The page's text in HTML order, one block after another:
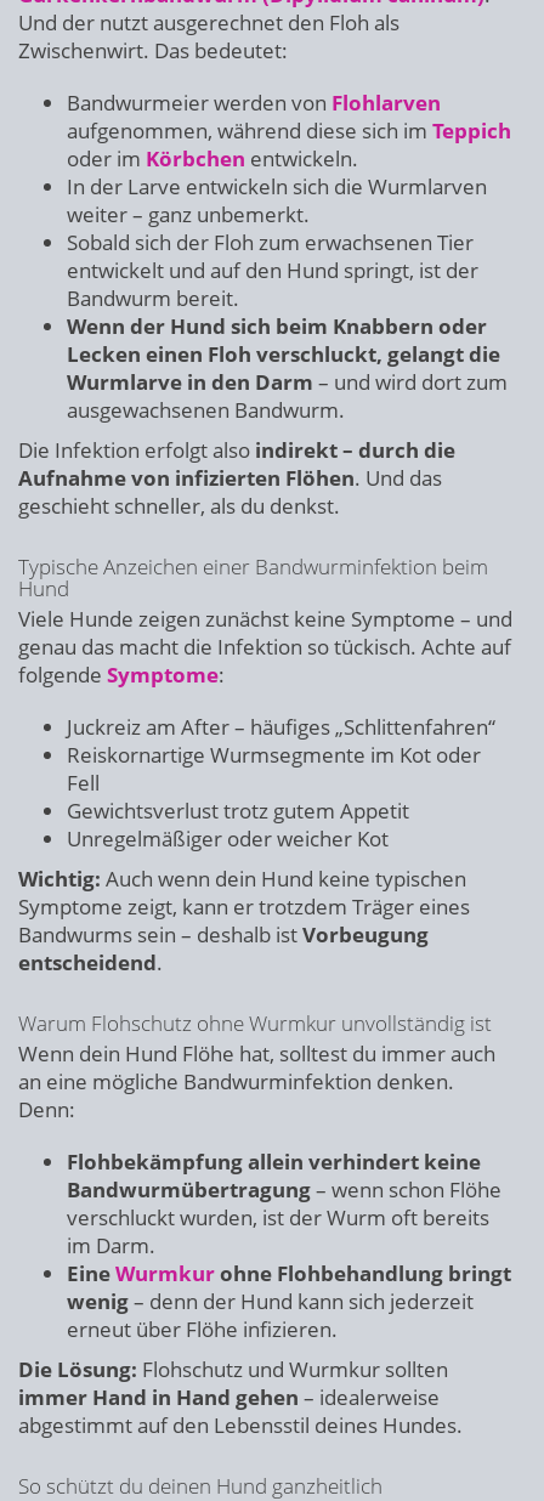
Und der nutzt ausgerechnet den Floh als
Zwischenwirt. Das bedeutet:
Bandwurmeier werden von Flohlarven
aufgenommen, während diese sich im Teppich
oder im Körbchen entwickeln.
In der Larve entwickeln sich die Wurmlarven
weiter – ganz unbemerkt.
Sobald sich der Floh zum erwachsenen Tier
entwickelt und auf den Hund springt, ist der
Bandwurm bereit.
Wenn der Hund sich beim Knabbern oder
Lecken einen Floh verschluckt, gelangt die
Wurmlarve in den Darm – und wird dort zum
ausgewachsenen Bandwurm.
Die Infektion erfolgt also indirekt – durch die
Aufnahme von infizierten Flöhen. Und das
geschieht schneller, als du denkst.
Typische Anzeichen einer Bandwurminfektion beim
Hund
Viele Hunde zeigen zunächst keine Symptome – und
genau das macht die Infektion so tückisch. Achte auf
folgende Symptome:
Juckreiz am After – häufiges „Schlittenfahren“
Reiskornartige Wurmsegmente im Kot oder
Fell
Gewichtsverlust trotz gutem Appetit
Unregelmäßiger oder weicher Kot
Wichtig: Auch wenn dein Hund keine typischen
Symptome zeigt, kann er trotzdem Träger eines
Bandwurms sein – deshalb istVorbeugung
entscheidend.
Warum Flohschutz ohne Wurmkur unvollständig ist
Wenn dein Hund Flöhe hat, solltest du immer auch
an eine mögliche Bandwurminfektion denken.
Denn:
Flohbekämpfung allein verhindert keine
Bandwurmübertragung– wenn schon Flöhe
verschluckt wurden, ist der Wurm oft bereits
im Darm.
EineWurmkurohne Flohbehandlung bringt
wenig– denn der Hund kann sich jederzeit
erneut über Flöhe infizieren.
Die Lösung: Flohschutz und Wurmkur sollten
immer Hand in Hand gehen – idealerweise
abgestimmt auf den Lebensstil deines Hundes.
So schützt du deinen Hund ganzheitlich